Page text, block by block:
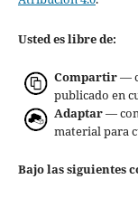
Usted es libre de:
Compartir—
publicado en
Adaptar—
material para
Bajo las siguientes